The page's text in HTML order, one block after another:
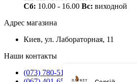
Сб: 10.00 - 16.00 Вс: виходной
Адрес магазина
Киев, ул. Лабораторная, 11
Наши контакты
(073) 780-51-50